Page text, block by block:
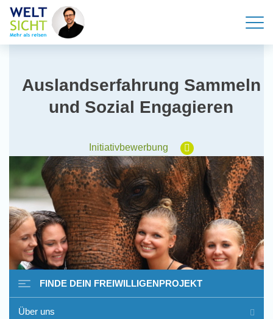
Auslandserfahrung Sammeln
und Sozial Engagieren
Initiativbewerbung
FINDE DEIN FREIWILLIGENPROJEKT
Über uns